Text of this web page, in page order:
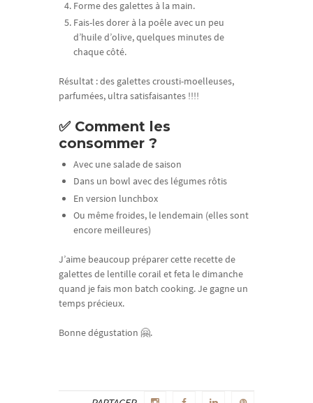
Forme des galettes à la main.
Fais-les dorer à la poêle avec un peu
d’huile d’olive, quelques minutes de
chaque côté.
Résultat : des galettes crousti-moelleuses,
parfumées, ultra satisfaisantes !!!!
✅ Comment les
consommer ?
Avec une salade de saison
Dans un bowl avec des légumes rôtis
En version lunchbox
Ou même froides, le lendemain (elles sont
encore meilleures)
J’aime beaucoup préparer cette recette de
galettes de lentille corail et feta le dimanche
quand je fais mon batch cooking. Je gagne un
temps précieux.
Bonne dégustation 🤗.